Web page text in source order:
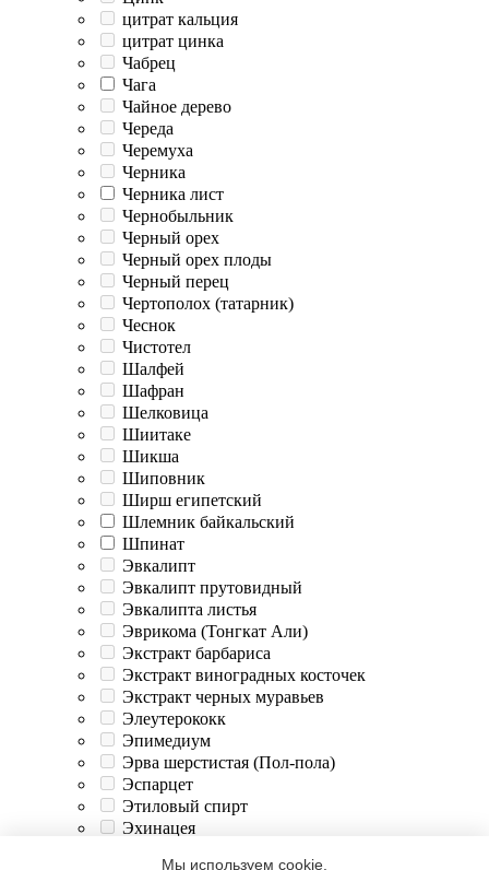
Мы используем cookie.
цитрат кальция
цитрат цинка
Чабрец
Чага
Чайное дерево
Череда
Черемуха
Черника
Черника лист
Чернобыльник
Черный орех
Черный орех плоды
Черный перец
Чертополох (татарник)
Чеснок
Чистотел
Шалфей
Шафран
Шелковица
Шиитаке
Шикша
Шиповник
Ширш египетский
Шлемник байкальский
Шпинат
Эвкалипт
Эвкалипт прутовидный
Эвкалипта листья
Эврикома (Тонгкат Али)
Экстракт барбариса
Экстракт виноградных косточек
Экстракт черных муравьев
Элеутерококк
Эпимедиум
Эрва шерстистая (Пол-пола)
Эспарцет
Этиловый спирт
Эхинацея